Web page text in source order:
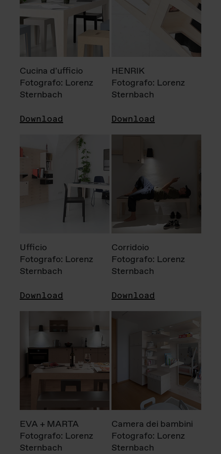
Cucina d'ufficio
Fotografo: Lorenz
Sternbach
Download
HENRIK
Fotografo: Lorenz
Sternbach
Download
Ufficio
Fotografo: Lorenz
Sternbach
Download
Corridoio
Fotografo: Lorenz
Sternbach
Download
EVA + MARTA
Fotografo: Lorenz
Sternbach
Camera dei bambini
Fotografo: Lorenz
Sternbach